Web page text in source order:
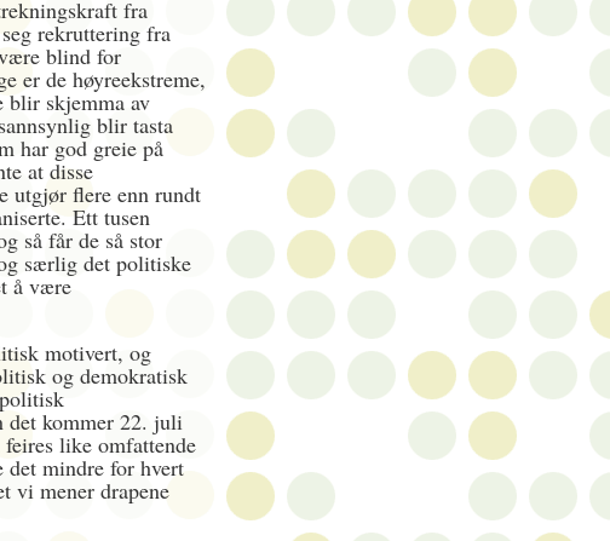
fra
rekruttering fra
blind for
er de høyreekstreme,
blir skjemma av
blir tasta
har god greie på
at disse
utgjør flere enn rundt
Ett tusen
så får de så stor
særlig det politiske
å være
motivert, og
og demokratisk
det kommer 22. juli
like omfattende
det mindre for hvert
vi mener drapene